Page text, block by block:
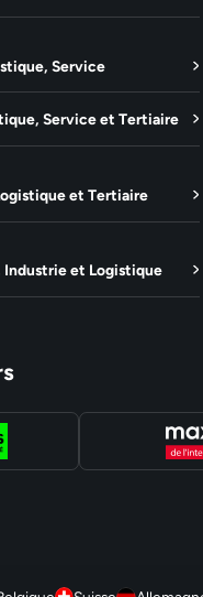
Service
Service et Tertiaire
et Tertiaire
et Logistique